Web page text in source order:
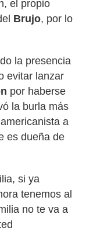
el propio
Brujo, por lo
la presencia
evitar lanzar
por haberse
la burla más
a
es dueña de
si ya
tenemos al
no te va a